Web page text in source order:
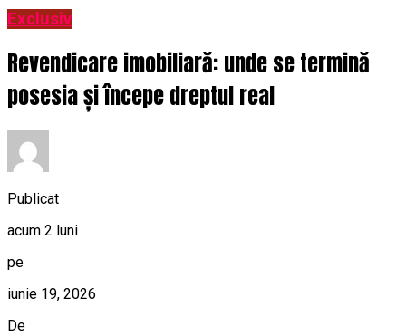
Exclusiv
Revendicare imobiliară: unde se termină
posesia și începe dreptul real
Publicat
acum 2 luni
pe
iunie 19, 2026
De